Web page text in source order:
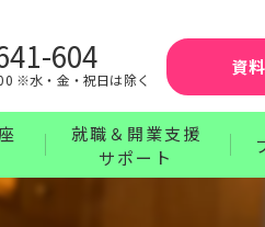
604
※水・金・祝日は除く
資
・腸もみインストラクターコース
就職＆開業支援
サポート